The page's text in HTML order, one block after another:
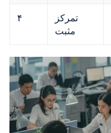
۴
تمرکز
مثبت